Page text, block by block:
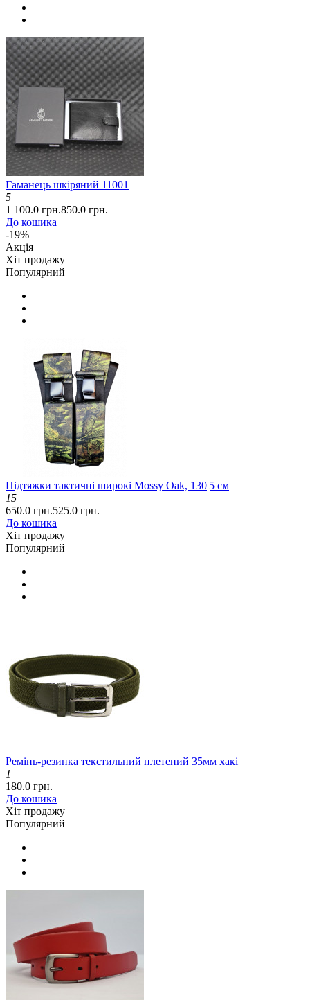
Гаманець шкіряний 11001
5
1 100.0 грн.850.0 грн.
До кошика
-19%
Акція
Хіт продажу
Популярний
Підтяжки тактичні широкі Mossy Oak, 130|5 см
15
650.0 грн.525.0 грн.
До кошика
Хіт продажу
Популярний
Ремінь-резинка текстильний плетений 35мм хакі
1
180.0 грн.
До кошика
Хіт продажу
Популярний